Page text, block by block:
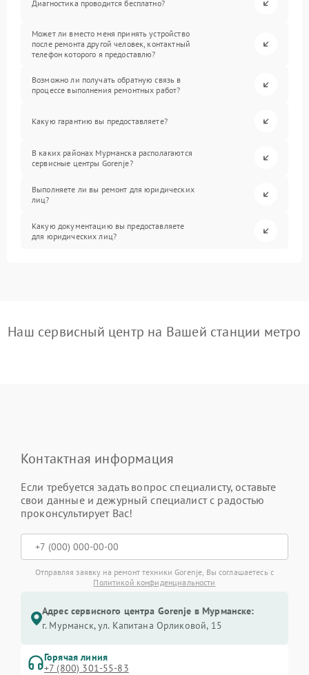
Диагностика проводится бесплатно?
Может ли вместо меня принять устройство
после ремонта другой человек, контактный
телефон которого я предоставлю?
Возможно ли получать обратную связь в
процессе выполнения ремонтных работ?
Какую гарантию вы предоставляете?
В каких районах Мурманска располагаются
сервисные центры Gorenje?
Выполняете ли вы ремонт для юридических
лиц?
Какую документацию вы предоставляете
для юридических лиц?
Наш сервисный центр на Вашей станции метро
Контактная информация
Если требуется задать вопрос специалисту, оставьте
свои данные и дежурный специалист с радостью
проконсультирует Вас!
Отправляя заявку на ремонт техники Gorenje, Вы соглашаетесь с
Политикой конфиденциальности
Адрес сервисного центра Gorenje в Мурманске:
г. Мурманск, ул. Капитана Орликовой, 15
Горячая линия
+7 (800) 301-55-83